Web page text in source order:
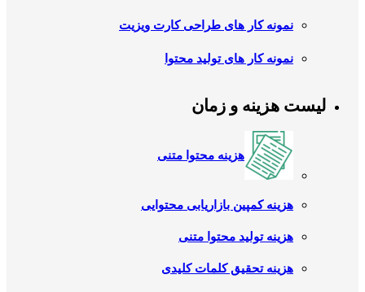
نمونه کار های طراحی کارت ویزیت
نمونه کار های تولید محتوا
لیست هزینه و زمان
هزینه محتوا متنی
هزینه کمپین بازاریابی محتوایی
هزینه تولید محتوا متنی
هزینه تحقیق کلمات کلیدی